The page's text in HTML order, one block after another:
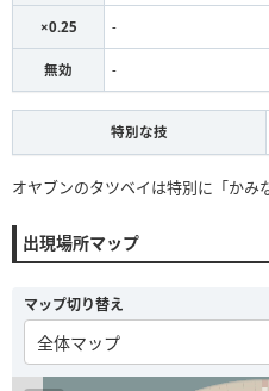
×0.25 -
無効 -
特別な技
オヤブンのタツベイは特別に「かみ
出現場所マップ
マップ切り替え
全体マップ